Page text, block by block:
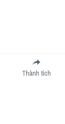
Submit
Thành tích